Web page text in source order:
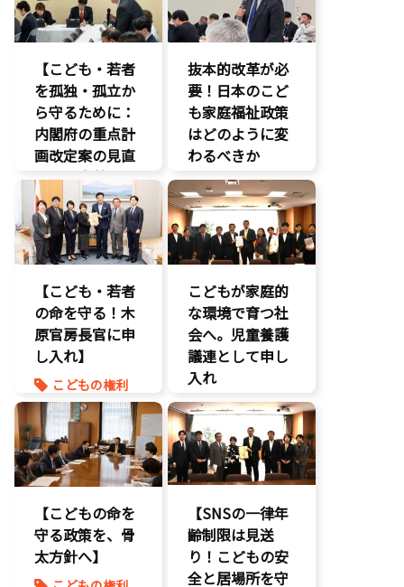
こども政策
児童福祉法
児童虐待対策
社会的養護
養子縁組
養子縁組
【こども・若者
を孤独・孤立か
ら守るために：
内閣府の重点計
画改定案の見直
しを要求
いじめ対策
こどもの権利
こども政策
不登校支援
命を守る
子育て支援拡
充
孤独孤立対策
将来不安
自民党
抜本的改革が必
要！日本のこど
も家庭福祉政策
はどのように変
わるべきか
こどもの権利
こども政策
議員連盟
障がい児者支
援
養子縁組
【こども・若者
の命を守る！木
原官房長官に申
し入れ】
こどもの権利
こども政策
命を守る
孤独孤立対策
こどもが家庭的
な環境で育つ社
会へ。児童養護
議連として申し
入れ
こども政策
児童福祉法
児童虐待対策
命を守る
【こどもの命を
守る政策を、骨
太方針へ】
【SNSの一律年
齢制限は見送
り！こどもの安
全と居場所を守